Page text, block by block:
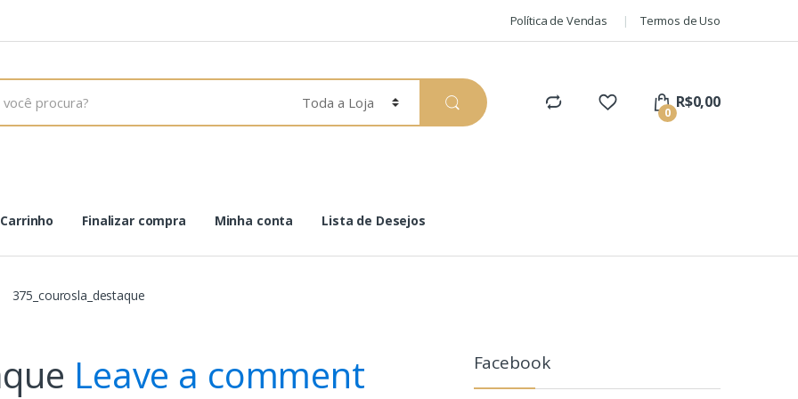
Política de Vendas Termos de Uso
0
R$0,00
Carrinho Finalizar compra Minha conta Lista de Desejos
375_courosla_destaque
Leave a comment Facebook